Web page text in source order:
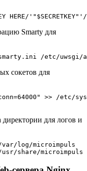
HERE/
Smarty для
/etc/uwsgi/
сокетов для
>> /etc/
для логов и
/var/log/microimpuls
/usr/share/microimpuls